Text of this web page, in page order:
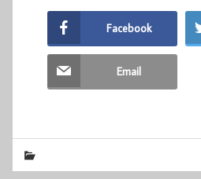
Facebook
Email